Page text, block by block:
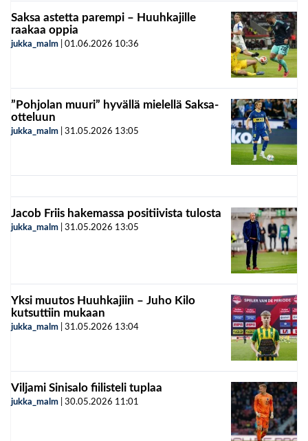
Saksa astetta parempi – Huuhkajille
raakaa oppia
jukka_malm 01.06.2026 10:36
”Pohjolan muuri” hyvällä mielellä Saksa-
otteluun
jukka_malm 31.05.2026 13:05
Jacob Friis hakemassa positiivista tulosta
jukka_malm 31.05.2026 13:05
Yksi muutos Huuhkajiin – Juho Kilo
kutsuttiin mukaan
jukka_malm 31.05.2026 13:04
Viljami Sinisalo fiilisteli tuplaa
jukka_malm 30.05.2026 11:01